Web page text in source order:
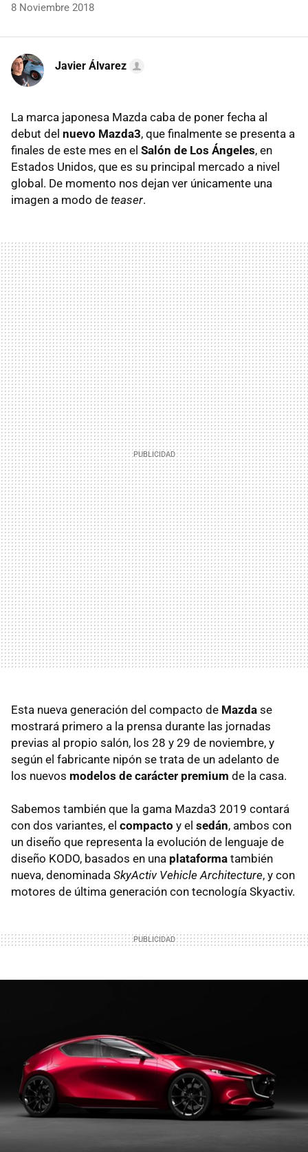
8 Noviembre 2018
Javier Álvarez
La marca japonesa Mazda caba de poner fecha al
debut del nuevo Mazda3, que finalmente se presenta a
finales de este mes en el Salón de Los Ángeles, en
Estados Unidos, que es su principal mercado a nivel
global. De momento nos dejan ver únicamente una
imagen a modo de teaser.
Esta nueva generación del compacto de Mazda se
mostrará primero a la prensa durante las jornadas
previas al propio salón, los 28 y 29 de noviembre, y
según el fabricante nipón se trata de un adelanto de
los nuevos modelos de carácter premium de la casa.
Sabemos también que la gama Mazda3 2019 contará
con dos variantes, el compacto y el sedán, ambos con
un diseño que representa la evolución de lenguaje de
diseño KODO, basados en una plataforma también
nueva, denominada SkyActiv Vehicle Architecture, y con
motores de última generación con tecnología Skyactiv.